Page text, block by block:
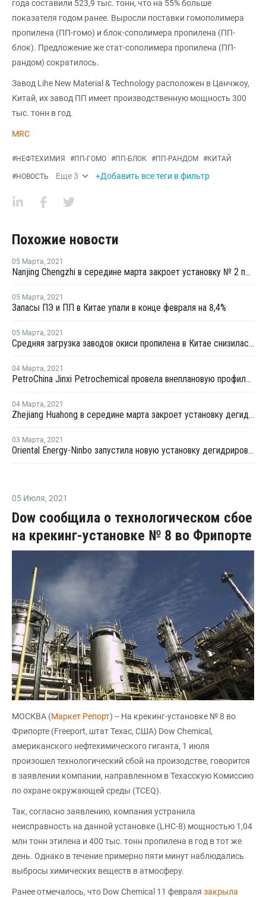
года составили 523,9 тыс. тонн, что на 55% больше
показателя годом ранее. Выросли поставки гомополимера
пропилена (ПП-гомо) и блок-сополимера пропилена (ПП-
блок). Предложение же стат-сополимера пропилена (ПП-
рандом) сократилось.
Завод Lihe New Material & Technology расположен в Цанчжоу,
Китай, их завод ПП имеет производственную мощность 300
тыс. тонн в год.
MRC
#НЕФТЕХИМИЯ #ПП-ГОМО #ПП-БЛОК #ПП-РАНДОМ #КИТАЙ
#НОВОСТЬ Еще3 +Добавить все теги в фильтр
Похожие новости
05 Марта, 2021
Nanjing Chengzhi в середине марта закроет установку № 2 по выпуску олефинов в Нанкине
05 Марта, 2021
Запасы ПЭ и ПП в Китае упали в конце февраля на 8,4%
05 Марта, 2021
Средняя загрузка заводов окиси пропилена в Китае снизилась в конце февраля на 2,3%
04 Марта, 2021
PetroChina Jinxi Petrochemical провела внеплановую профилактику на заводе ПП в Ляонине
04 Марта, 2021
Zhejiang Huahong в середине марта закроет установку дегидрирования пропана в Китае на плановый ремонт
03 Марта, 2021
Oriental Energy-Ninbo запустила новую установку дегидрирования пропана в Нинбо
05 Июля, 2021
Dow сообщила о технологическом сбое
на крекинг-установке № 8 во Фрипорте
МОСКВА (Маркет Репорт) -- На крекинг-установке № 8 во
Фрипорте (Freeport, штат Техас, США) Dow Chemical,
американского нефтехимического гиганта, 1 июля
произошел технологический сбой на произодстве, говорится
в заявлении компании, направленном в Техасскую Комиссию
по охране окружающей среды (TCEQ).
Так, согласно заявлению, компания устранила
неисправность на данной установке (LHC-8) мощностью 1,04
млн тонн этилена и 400 тыс. тонн пропилена в год в тот же
день. Однако в течение примерно пяти минут наблюдались
выбросы химических веществ в атмосферу.
Ранее отмечалось, что Dow Chemical 11 февраля закрыла